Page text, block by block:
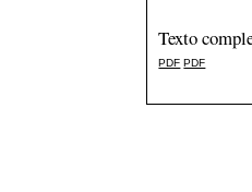
Texto
PDF PDF